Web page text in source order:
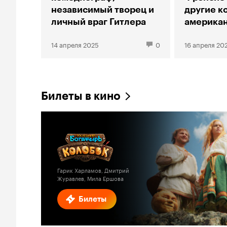
независимый творец и
личный враг Гитлера
14 апреля 2025 0
другие
16 апреля
Билеты в кино
Билеты
Гарик Харламов, Дмитрий
Журавлев, Мила Ершова